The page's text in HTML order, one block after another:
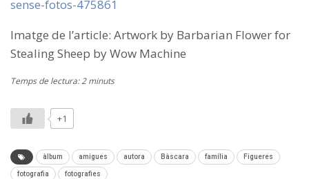
sense-fotos-475861
Imatge de l’article: Artwork by Barbarian Flower for
Stealing Sheep by Wow Machine
Temps de lectura: 2 minuts
+1
àlbum amigues autora Bàscara família Figueres
fotografia fotografies